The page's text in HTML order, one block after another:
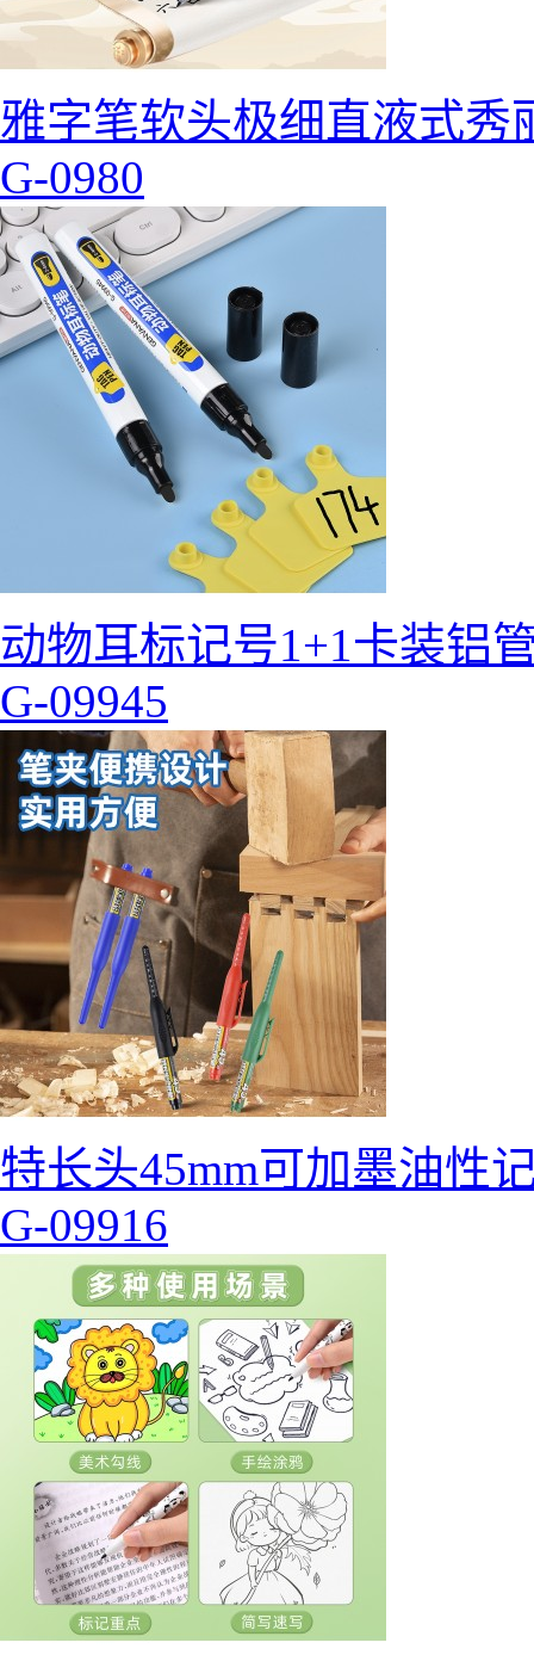
雅字笔软头极细直液式秀
G-0980
动物耳标记号1+1卡装铝
G-09945
特长头45mm可加墨油性
G-09916